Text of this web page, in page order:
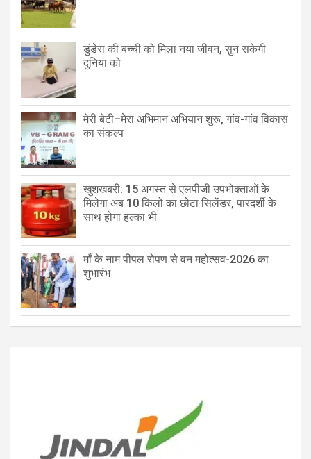
डुंडेरा की बच्ची को मिला नया जीवन, सुन सकेगी
दुनिया को
मेरी बेटी–मेरा अभिमान अभियान शुरू, गांव-गांव विकास
का संकल्प
खुशखबरी: 15 अगस्त से एलपीजी उपभोक्ताओं के
मिलेगा अब 10 किलो का छोटा सिलेंडर, पारदर्शी के
साथ होगा हल्का भी
माँ के नाम पीपल रोपण से वन महोत्सव-2026 का
शुभारंभ